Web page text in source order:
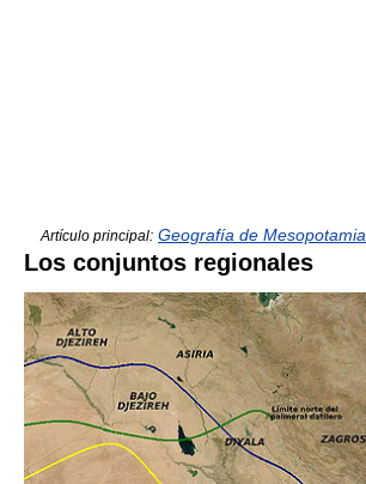
Artículo principal: Geografía de Mesopotamia
Los conjuntos regionales